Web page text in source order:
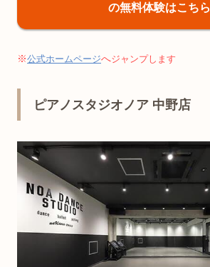
の無料体験はこちら
※公式ホームページへジャンプします
ピアノスタジオノア 中野店